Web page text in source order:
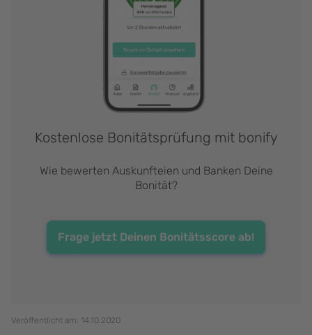
Kostenlose Bonitätsprüfung mit bonify
Wie bewerten Auskunfteien und Banken Deine
Bonität?
Frage jetzt Deinen Bonitätsscore ab!
Veröffentlicht am: 14.10.2020